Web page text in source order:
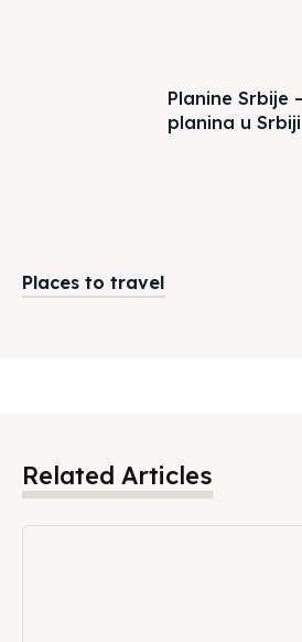
Planine Srbije
planina u Srbiji
Places to travel
Related Articles